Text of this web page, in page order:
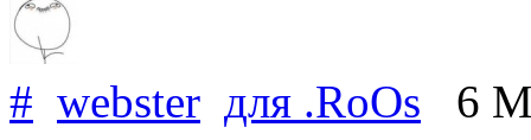
# webster для .RoOs 6